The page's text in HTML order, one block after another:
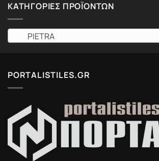
ΚΑΤΗΓΟΡΊΕΣ ΠΡΟΪΌΝΤΩΝ
PIETRA
PORTALISTILES.GR